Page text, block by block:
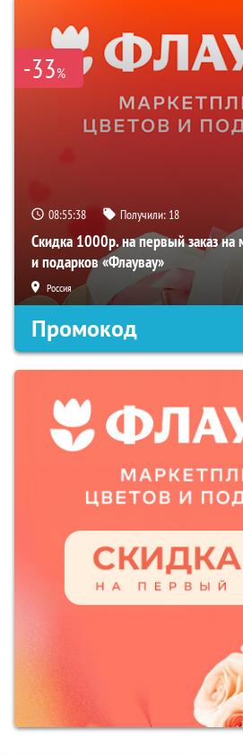
-33%
08:55:37 Получили: 18
Скидка 1000р. на первый заказ на
и подарков «Флаувау»
Россия
Промокод